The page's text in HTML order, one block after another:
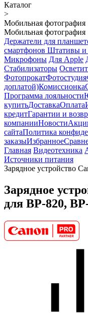
Каталог
>
Мобильная фотография
Мобильная фотография
Держатели для
смартфонов Штативы и
Микрофоны Для Apple
Стабилизаторы
ФотопрокатФотостудия
доплатой)Комиссионка
Программа лояльности
купитьДоставкаОплата
кредитГарантии и
компанииНовости
сайтаПолитика
заказыИзбранное
Главная Видеотехника
Источники питания
Зарядное устройство
Зарядное
для BP-820,